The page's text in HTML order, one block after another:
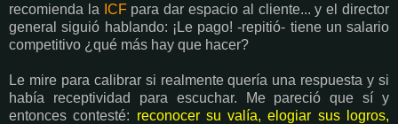
recomienda la ICFpara dar espacio al cliente... y el director
general siguió hablando: ¡Le pago! -repitió- tiene un salario
competitivo ¿qué más hay que hacer?
Le mire para calibrar si realmente quería una respuesta y si
había receptividad para escuchar. Me pareció que sí y
entonces contesté: reconocer su valía, elogiar sus logros,